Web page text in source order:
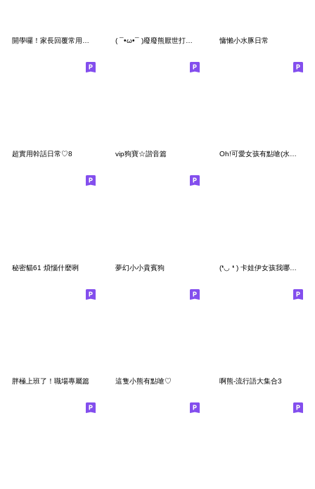
慵懶小水豚日常
超實用幹話日常♡8 vip狗寶☆諧音篇 Oh!可愛女孩有點嗆(水彩風)
秘密貓61 煩惱什麼咧 夢幻小小貴賓狗 (❛◡ ❛ ) 卡娃伊女孩我哪知道
胖極上班了！職場專屬篇 這隻小熊有點嗆♡ 啊熊-流行語大集合3